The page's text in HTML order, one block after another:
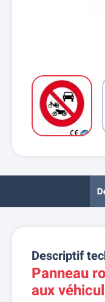
Descriptif
Panneau
aux